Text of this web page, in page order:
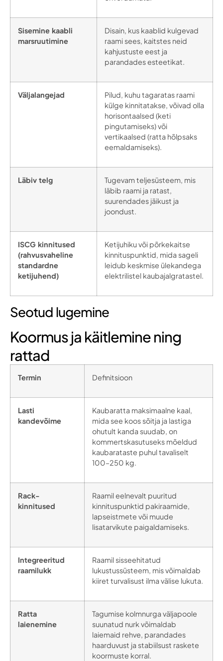
Sisemine kaabli
marsruutimine
Disain, kus kaablid kulgevad
raami sees, kaitstes neid
kahjustuste eest ja
parandades esteetikat.
Väljalangejad
Pilud, kuhu tagaratas raami
külge kinnitatakse, võivad olla
horisontaalsed (keti
pingutamiseks) või
vertikaalsed (ratta hõlpsaks
eemaldamiseks).
Läbiv telg
Tugevam teljesüsteem, mis
läbib raami ja ratast,
suurendades jäikust ja
joondust.
ISCG kinnitused
(rahvusvaheline
standardne
ketijuhend)
Ketijuhiku või põrkekaitse
kinnituspunktid, mida sageli
leidub keskmise ülekandega
elektrilistel kaubajalgratastel.
Seotud lugemine
Koormus ja käitlemine ning
rattad
Termin Definitsioon
Lasti
kandevõime
Kaubaratta maksimaalne kaal,
mida see koos sõitja ja lastiga
ohutult kanda suudab, on
kommertskasutuseks mõeldud
kaubarataste puhul tavaliselt
100–250 kg.
Rack-
kinnitused
Raamil eelnevalt puuritud
kinnituspunktid pakiraamide,
lapseistmete või muude
lisatarvikute paigaldamiseks.
Integreeritud
raamilukk
Raamil sisseehitatud
lukustussüsteem, mis võimaldab
kiiret turvalisust ilma välise lukuta.
Ratta
laienemine
Tagumise kolmnurga väljapoole
suunatud nurk võimaldab
laiemaid rehve, parandades
haarduvust ja stabiilsust raskete
koormuste korral.